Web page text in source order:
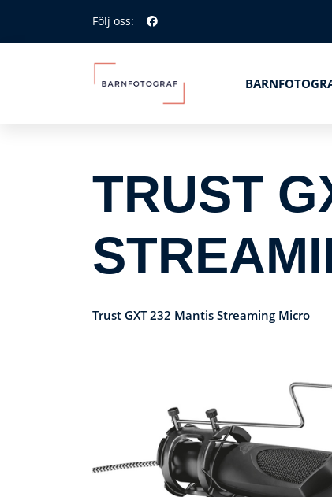
Följ oss:
TRUST
Trust GXT 232 Mantis Streaming Micro